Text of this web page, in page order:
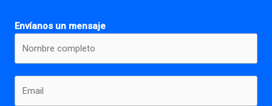
Envíanos un mensaje